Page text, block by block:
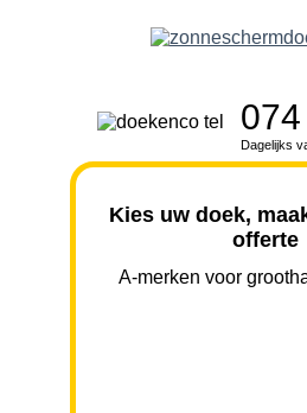
Dagelijks
Kies uw doek,
offerte
A-merken voor